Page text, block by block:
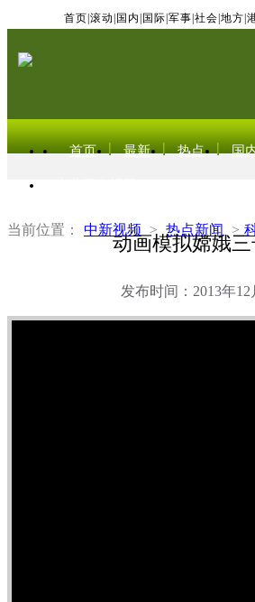
首页 滚动 国内 国际 军事 社会 地方
首页 最新 热点 国
当前位置： 中新视频 > 热点新闻 >
动画模拟嫦娥
发布时间：2013年12